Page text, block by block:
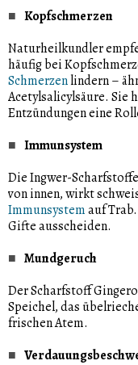
Kopfschmerzen
Naturheilkundler
häufig bei
Schmerzenlindern –
Acetylsalicylsäure. Sie
Entzündungen eine
Immunsystem
Die Ingwer-
von innen, wirkt
Immunsystemauf
Gifte ausscheiden.
Mundgeruch
Der Scharfstoff
Speichel, das
frischen Atem.